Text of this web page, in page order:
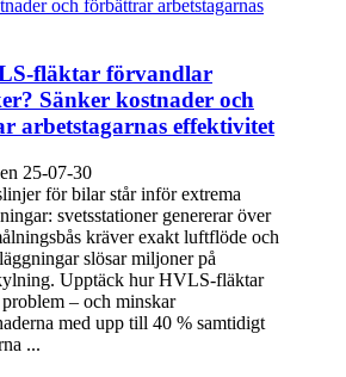
fläktar förvandlar
Sänker kostnader och
arbetstagarnas effektivitet
25-07-30
för bilar står inför extrema
svetsstationer genererar över
kräver exakt luftflöde och
slösar miljoner på
Upptäck hur HVLS-fläktar
problem – och minskar
med upp till 40 % samtidigt
...